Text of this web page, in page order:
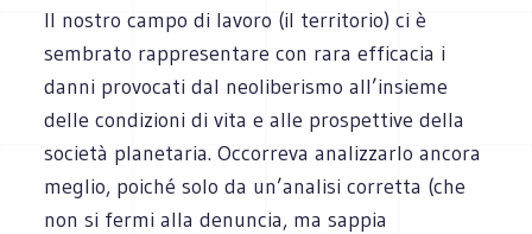
Il nostro campo di lavoro (il territorio) ci è
sembrato rappresentare con rara efficacia i
danni provocati dal neoliberismo all’insieme
delle condizioni di vita e alle prospettive della
società planetaria. Occorreva analizzarlo ancora
meglio, poiché solo da un’analisi corretta (che
non si fermi alla denuncia, ma sappia